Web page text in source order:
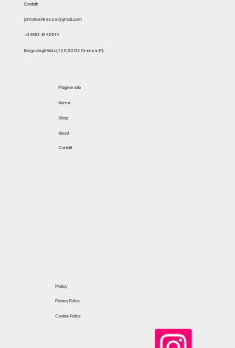
Contatti
johnoliverfirenze@gmail.com
+39 055 614 5844
Borgo degli Albizi, 73 R, 50122 Firenze (FI)
Pagine sito
Home
Shop
About
Contatti
Policy
Privacy Policy
Cookie Policy